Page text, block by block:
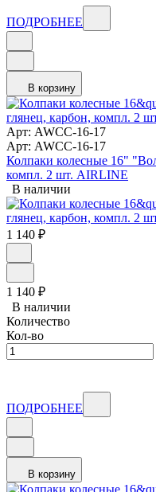
ПОДРОБНЕЕ
В корзину
Арт: AWCC-16-17
Арт: AWCC-16-17
Колпаки колесные 16"
компл. 2 шт. AIRLINE
В наличии
1 140 ₽
1 140 ₽
В наличии
Количество
Кол-во
ПОДРОБНЕЕ
В корзину